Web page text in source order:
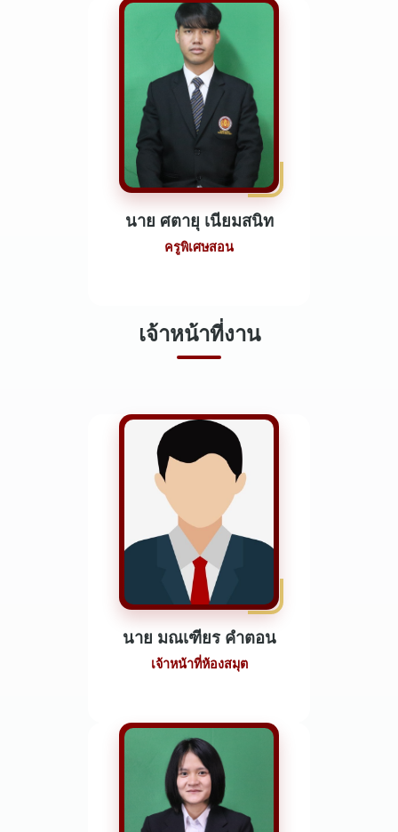
นาย ศตายุ เนียมสนิท
ครูพิเศษสอน
เจ้าหน้าที่งาน
นาย มณเฑียร คำตอน
เจ้าหน้าที่ห้องสมุต